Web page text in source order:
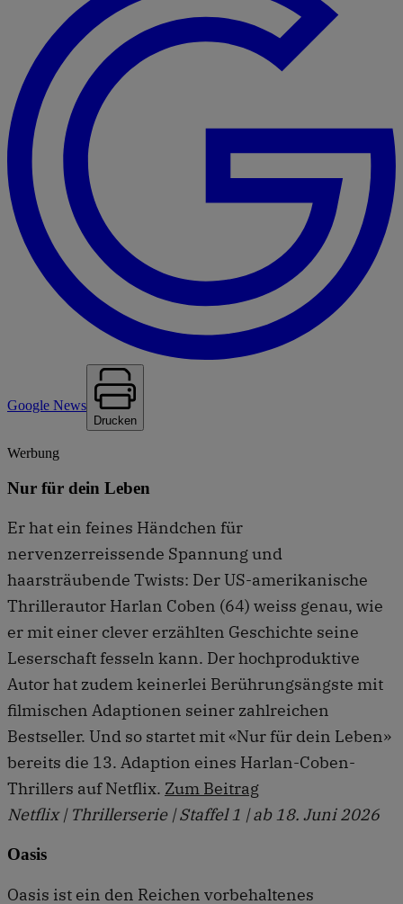
Google News
Drucken
Werbung
Nur für dein Leben
Er hat ein feines Händchen für
nervenzerreissende Spannung und
haarsträubende Twists: Der US-amerikanische
Thrillerautor Harlan Coben (64) weiss genau, wie
er mit einer clever erzählten Geschichte seine
Leserschaft fesseln kann. Der hochproduktive
Autor hat zudem keinerlei Berührungsängste mit
filmischen Adaptionen seiner zahlreichen
Bestseller. Und so startet mit «Nur für dein Leben»
bereits die 13. Adaption eines Harlan-Coben-
Thrillers auf Netflix. Zum Beitrag
Netflix | Thrillerserie | Staffel 1 | ab 18. Juni 2026
Oasis
Oasis ist ein den Reichen vorbehaltenes